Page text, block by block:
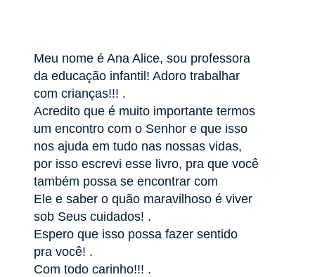
Meu nome é Ana Alice, sou professora
da educação infantil! Adoro trabalhar
com crianças!!! .
Acredito que é muito importante termos
um encontro com o Senhor e que isso
nos ajuda em tudo nas nossas vidas,
por isso escrevi esse livro, pra que você
também possa se encontrar com
Ele e saber o quão maravilhoso é viver
sob Seus cuidados! .
Espero que isso possa fazer sentido
pra você! .
Com todo carinho!!! .